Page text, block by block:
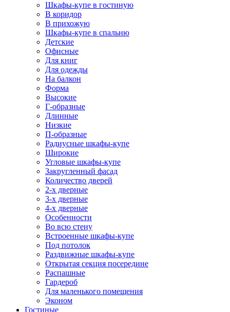
Шкафы-купе в гостиную
В коридор
В прихожую
Шкафы-купе в спальню
Детские
Офисные
Для книг
Для одежды
На балкон
Форма
Высокие
Г-образные
Длинные
Низкие
П-образные
Радиусные шкафы-купе
Широкие
Угловые шкафы-купе
Закругленный фасад
Количество дверей
2-х дверные
3-х дверные
4-х дверные
Особенности
Во всю стену
Встроенные шкафы-купе
Под потолок
Раздвижные шкафы-купе
Открытая секция посередине
Распашные
Гардероб
Для маленького помещения
Эконом
Гостиные